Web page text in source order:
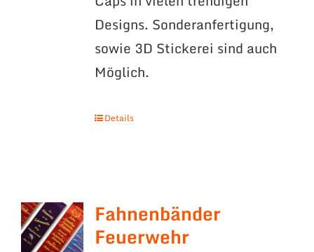
Designs. Sonderanfertigung,
sowie 3D Stickerei sind auch
Möglich.
Details
Fahnenbänder
Feuerwehr